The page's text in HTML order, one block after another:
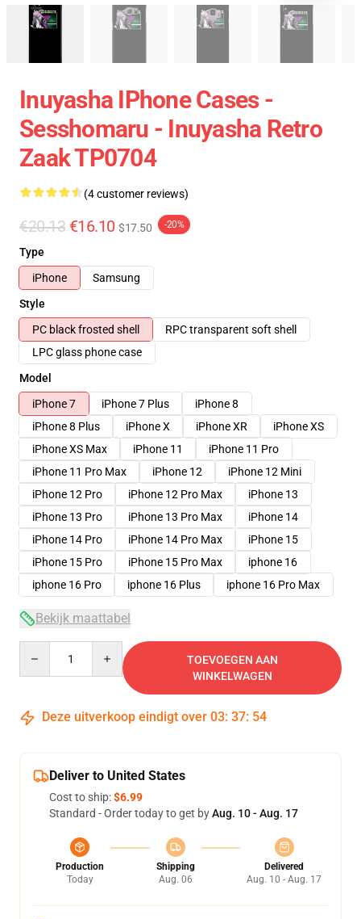
Inuyasha IPhone Cases -
Sesshomaru - Inuyasha Retro
Zaak TP0704
(4 customer reviews)
€20.13 €16.10 $17.50 -20%
Type
iPhone
Samsung
Style
PC black frosted shell
RPC transparent soft shell
LPC glass phone case
Model
iPhone 7
iPhone 7 Plus
iPhone 8
iPhone 8 Plus
iPhone X iPhone XR
iPhone XS
iPhone XS Max
iPhone 11
iPhone 11 Pro
iPhone 11 Pro Max
iPhone 12
iPhone 12 Mini
iPhone 12 Pro
iPhone 12 Pro Max
iPhone 13
iPhone 13 Pro
iPhone 13 Pro Max
iPhone 14
iPhone 14 Pro
iPhone 14 Pro Max
iPhone 15
iPhone 15 Pro
iPhone 15 Pro Max
iphone 16
iphone 16 Pro
iphone 16 Plus iphone 16 Pro Max
Bekijk maattabel
TOEVOEGEN AAN
WINKELWAGEN
Deze uitverkoop eindigt over 03: 37: 54
Deliver to United States
Cost to ship:$6.99
Standard - Order today to get byAug. 10 - Aug. 17
Production
Today
Shipping
Aug. 06
Delivered
Aug. 10 - Aug. 17